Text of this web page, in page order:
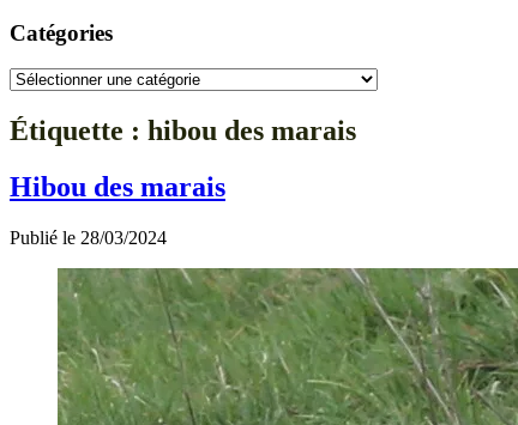
Catégories
Catégories
Étiquette : hibou des marais
Hibou des marais
Publié le 28/03/2024